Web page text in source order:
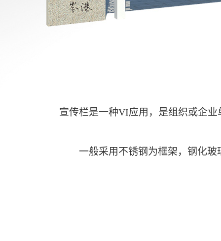
宣传栏是一种VI应用，是组织或企
一般采用不锈钢为框架，钢化